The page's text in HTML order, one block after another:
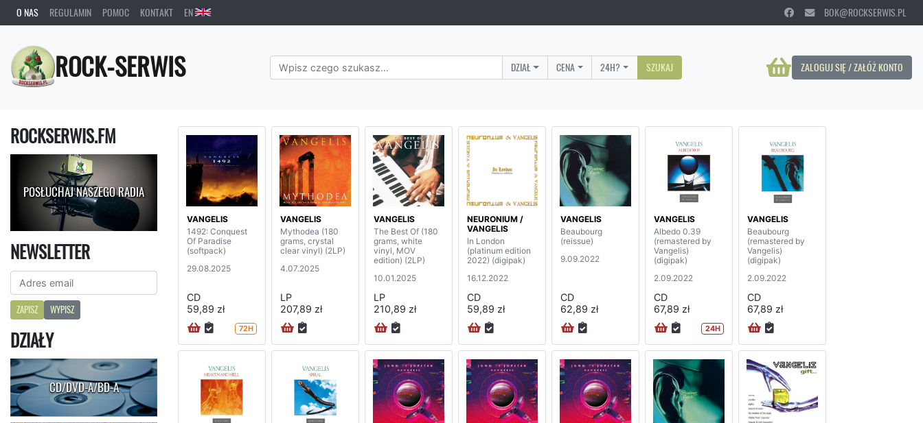
O NAS REGULAMIN POMOC KONTAKT EN BOK@ROCKSERWIS.PL
ROCK-SERWIS ZALOGUJ SIĘ / ZAŁÓŻ KONTO
DZIAŁ CENA 24H? SZUKAJ
ROCKSERWIS.FM
POSŁUCHAJ NASZEGO RADIA
NEWSLETTER
ZAPISZ WYPISZ
DZIAŁY
CD/DVD-A/BD-A
VANGELIS
1492: Conquest
Of Paradise
(softpack)
29.08.2025
CD
59,89 zł
72H
VANGELIS
Mythodea (180
grams, crystal
clear vinyl) (2LP)
4.07.2025
LP
207,89 zł
VANGELIS
The Best Of (180
grams, white
vinyl, MOV
edition) (2LP)
10.01.2025
LP
210,89 zł
NEURONIUM /
VANGELIS
In London
(platinum edition
2022) (digipak)
16.12.2022
CD
59,89 zł
VANGELIS
Beaubourg
(reissue)
9.09.2022
CD
62,89 zł
VANGELIS
Albedo 0.39
(remastered by
Vangelis)
(digipak)
2.09.2022
CD
67,89 zł
24H
VANGELIS
Beaubourg
(remastered by
Vangelis)
(digipak)
2.09.2022
CD
67,89 zł